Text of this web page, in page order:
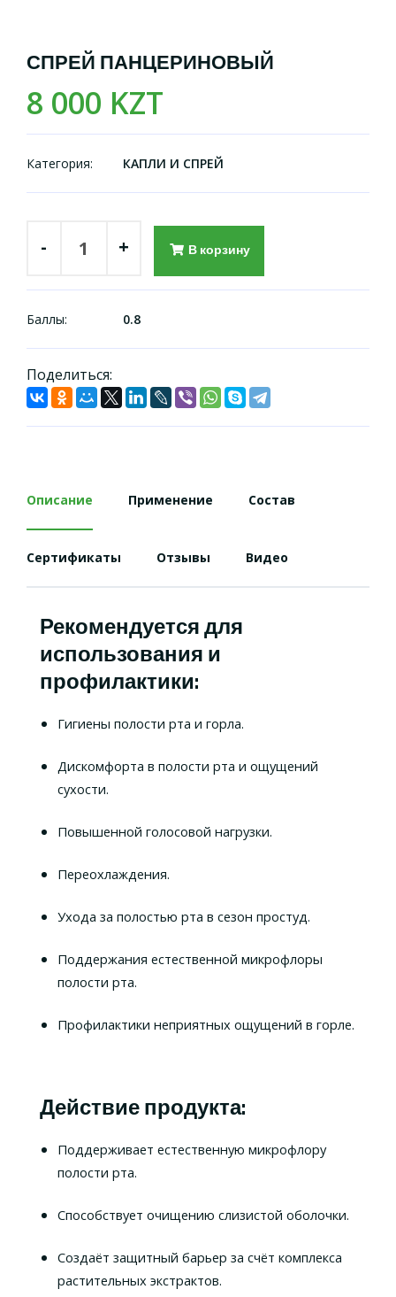
СПРЕЙ ПАНЦЕРИНОВЫЙ
8 000 KZT
Категория: КАПЛИ И СПРЕЙ
- + В корзину
Баллы: 0.8
Поделиться:
Описание Применение Состав
Сертификаты Отзывы Видео
Рекомендуется для
использования и
профилактики:
Гигиены полости рта и горла.
Дискомфорта в полости рта и ощущений
сухости.
Повышенной голосовой нагрузки.
Переохлаждения.
Ухода за полостью рта в сезон простуд.
Поддержания естественной микрофлоры
полости рта.
Профилактики неприятных ощущений в горле.
Действие продукта:
Поддерживает естественную микрофлору
полости рта.
Способствует очищению слизистой оболочки.
Создаёт защитный барьер за счёт комплекса
растительных экстрактов.